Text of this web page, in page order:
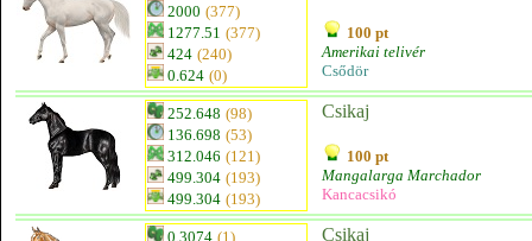
2000 (377)
1277.51 (377)
424 (240)
0.624 (0)
100 pt
Amerikai telivér
Csődör
252.648 (98)
136.698 (53)
312.046 (121)
499.304 (193)
499.304 (193)
Csikaj
100 pt
Mangalarga Marchador
Kancacsikó
0.3074 (1)
Csikaj